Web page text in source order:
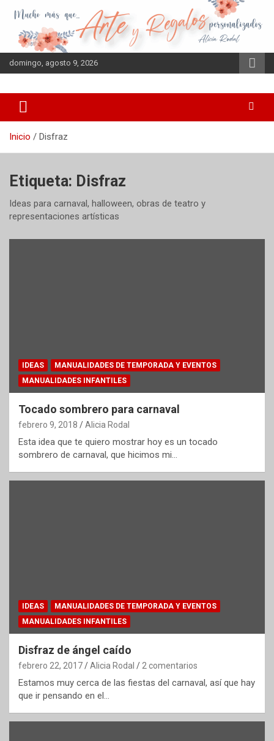
contenido
domingo, agosto 9, 2026
Inicio Disfraz
Etiqueta: Disfraz
Ideas para carnaval, halloween, obras de teatro y
representaciones artísticas
IDEAS
MANUALIDADES DE TEMPORADA Y EVENTOS
MANUALIDADES INFANTILES
Tocado sombrero para carnaval
febrero 9, 2018 Alicia Rodal
Esta idea que te quiero mostrar hoy es un tocado
sombrero de carnaval, que hicimos mi…
IDEAS
MANUALIDADES DE TEMPORADA Y EVENTOS
MANUALIDADES INFANTILES
Disfraz de ángel caído
febrero 22, 2017 Alicia Rodal 2 comentarios
Estamos muy cerca de las fiestas del carnaval, así que hay
que ir pensando en el…